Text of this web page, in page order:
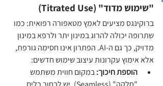
"שימוש מדוד" (Titrated Use)
ברוקינגס מציעים לאמץ מטאפורה רפואית: כמו
שתרופה יכולה להרוג במינון יתר ולרפא במינון
מדויק, כך גם ה-AI. הפתרון אינו חסימה גורפת,
אלא אימוץ עקרונות עיצוב שימוש חדשים:
הוספת חיכוך: במקום חווית משתמש